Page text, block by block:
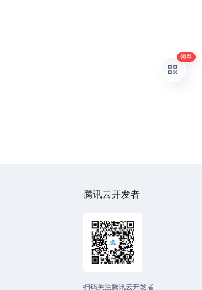
腾讯云开发者
扫码关注腾讯云开发者
领券